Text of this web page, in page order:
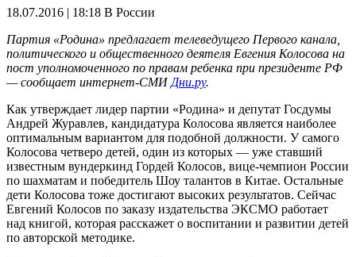
18.07.2016 | 18:18 В России
Партия «Родина» предлагает телеведущего Первого канала,
политического и общественного деятеля Евгения Колосова на
пост уполномоченного по правам ребенка при президенте РФ
— сообщает интернет-СМИДни.ру.
Как утверждает лидер партии «Родина» и депутат Госдумы
Андрей Журавлев, кандидатура Колосова является наиболее
оптимальным вариантом для подобной должности. У самого
Колосова четверо детей, один из которых — уже ставший
известным вундеркинд Гордей Колосов, вице-чемпион России
по шахматам и победитель Шоу талантов в Китае. Остальные
дети Колосова тоже достигают высоких результатов. Сейчас
Евгений Колосов по заказу издательства ЭКСМО работает
над книгой, которая расскажет о воспитании и развитии детей
по авторской методике.